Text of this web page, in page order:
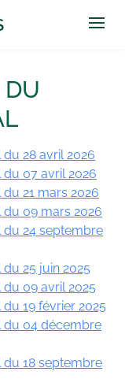
DU
28 avril 2026
07 avril 2026
21 mars 2026
09 mars 2026
24 septembre
25 juin 2025
09 avril 2025
19 février 2025
du 04 décembre
18 septembre